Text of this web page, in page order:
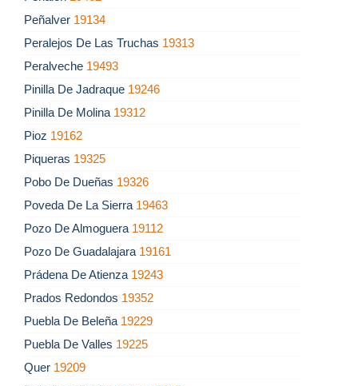
Peñalver 19134
Peralejos De Las Truchas 19313
Peralveche 19493
Pinilla De Jadraque 19246
Pinilla De Molina 19312
Pioz 19162
Piqueras 19325
Pobo De Dueñas 19326
Poveda De La Sierra 19463
Pozo De Almoguera 19112
Pozo De Guadalajara 19161
Prádena De Atienza 19243
Prados Redondos 19352
Puebla De Beleña 19229
Puebla De Valles 19225
Quer 19209